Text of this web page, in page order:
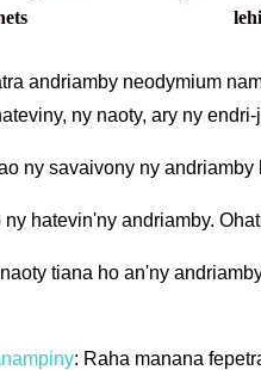
andriamby neodymium
ny naoty, ary ny
ny savaivony ny
ny hatevin'ny andriamby.
tiana ho an'ny
: Raha manana